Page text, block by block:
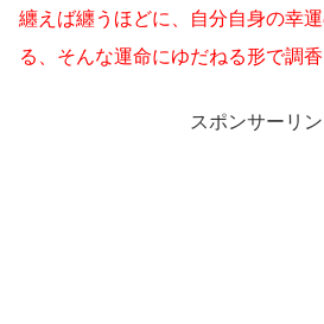
纏えば纏うほどに、自分自身の幸
る、そんな運命にゆだねる形で調
スポンサーリン